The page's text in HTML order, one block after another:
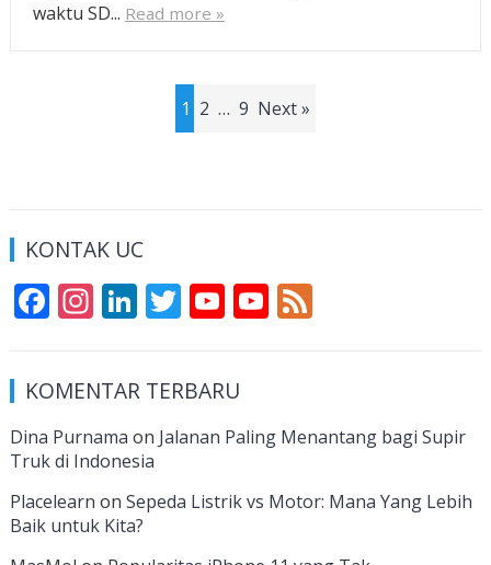
waktu SD... Read more »
1 2 … 9 Next »
KONTAK UC
F
e
b
o
o
k
In
a
gr
a
m
Li
k
e
dI
n
T
itt
er
Y
u
T
u
e
Y
u
e
F
KOMENTAR TERBARU
Dina Purnama on Jalanan Paling Menantang bagi Supir
Truk di Indonesia
Placelearn on Sepeda Listrik vs Motor: Mana Yang Lebih
Baik untuk Kita?